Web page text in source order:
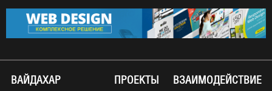
ВАЙДАХАР ПРОЕКТЫ ВЗАИМОДЕЙСТВИЕ